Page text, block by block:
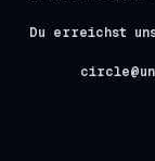
Du erreichst